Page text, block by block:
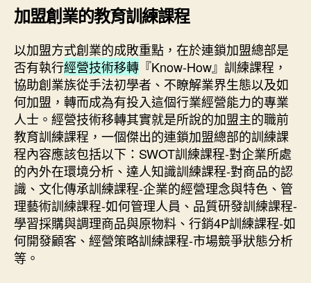
加盟創業的教育訓練課程
以加盟方式創業的成敗重點，在於連鎖加盟總部是
否有執行經營技術移轉 『Know-How』訓練課程，
協助創業族從手法初學者、不瞭解業界生態以及如
何加盟，轉而成為有投入這個行業經營能力的專業
人士。經營技術移轉其實就是所說的加盟主的職前
教育訓練課程，一個傑出的連鎖加盟總部的訓練課
程內容應該包括以下：SWOT訓練課程-對企業所處
的內外在環境分析、達人知識訓練課程-對商品的認
識、文化傳承訓練課程-企業的經營理念與特色、管
理藝術訓練課程-如何管理人員、品質研發訓練課程-
學習採購與調理商品與原物料、行銷4P訓練課程-如
何開發顧客、經營策略訓練課程-市場競爭狀態分析
等。